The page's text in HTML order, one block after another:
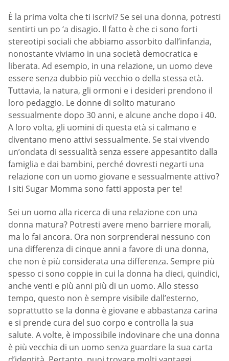
È la prima volta che ti iscrivi? Se sei una donna, potresti
sentirti un po ‘a disagio. Il fatto è che ci sono forti
stereotipi sociali che abbiamo assorbito dall’infanzia,
nonostante viviamo in una società democratica e
liberata. Ad esempio, in una relazione, un uomo deve
essere senza dubbio più vecchio o della stessa età.
Tuttavia, la natura, gli ormoni e i desideri prendono il
loro pedaggio. Le donne di solito maturano
sessualmente dopo 30 anni, e alcune anche dopo i 40.
A loro volta, gli uomini di questa età si calmano e
diventano meno attivi sessualmente. Se stai vivendo
un’ondata di sessualità senza essere appesantito dalla
famiglia e dai bambini, perché dovresti negarti una
relazione con un uomo giovane e sessualmente attivo?
I siti Sugar Momma sono fatti apposta per te!
Sei un uomo alla ricerca di una relazione con una
donna matura? Potresti avere meno barriere morali,
ma lo fai ancora. Ora non sorprenderai nessuno con
una differenza di cinque anni a favore di una donna,
che non è più considerata una differenza. Sempre più
spesso ci sono coppie in cui la donna ha dieci, quindici,
anche venti e più anni più di un uomo. Allo stesso
tempo, questo non è sempre visibile dall’esterno,
soprattutto se la donna è giovane e abbastanza carina
e si prende cura del suo corpo e controlla la sua
salute. A volte, è impossibile indovinare che una donna
è più vecchia di un uomo senza guardare la sua carta